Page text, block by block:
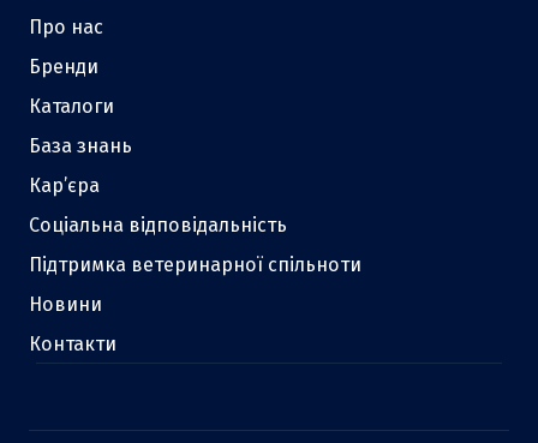
Про нас
Бренди
Каталоги
База знань
Кар’єра
Соціальна відповідальність
Підтримка ветеринарної спільноти
Новини
Контакти